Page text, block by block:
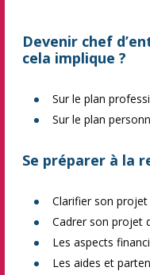
Devenir chef
cela implique ?
Sur le plan
Sur le plan
Se préparer à la
Clarifier son
Cadrer son projet
Les aspects
Les aides et